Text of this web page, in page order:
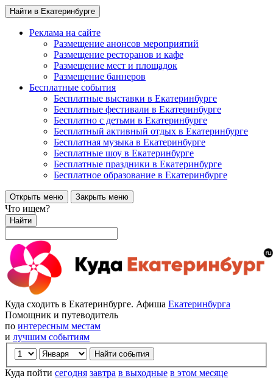
Найти в Екатеринбурге
Реклама на сайте
Размещение анонсов мероприятий
Размещение ресторанов и кафе
Размещение мест и площадок
Размещение баннеров
Бесплатные события
Бесплатные выставки в Екатеринбурге
Бесплатные фестивали в Екатеринбурге
Бесплатно с детьми в Екатеринбурге
Бесплатный активный отдых в Екатеринбурге
Бесплатная музыка в Екатеринбурге
Бесплатные шоу в Екатеринбурге
Бесплатные праздники в Екатеринбурге
Бесплатное образование в Екатеринбурге
Открыть меню Закрыть меню
Что ищем?
Найти
Куда сходить в Екатеринбурге. Афиша Екатеринбурга
Помощник и путеводитель
по интересным местам
и лучшим событиям
Куда пойти сегодня завтра в выходные в этом месяце